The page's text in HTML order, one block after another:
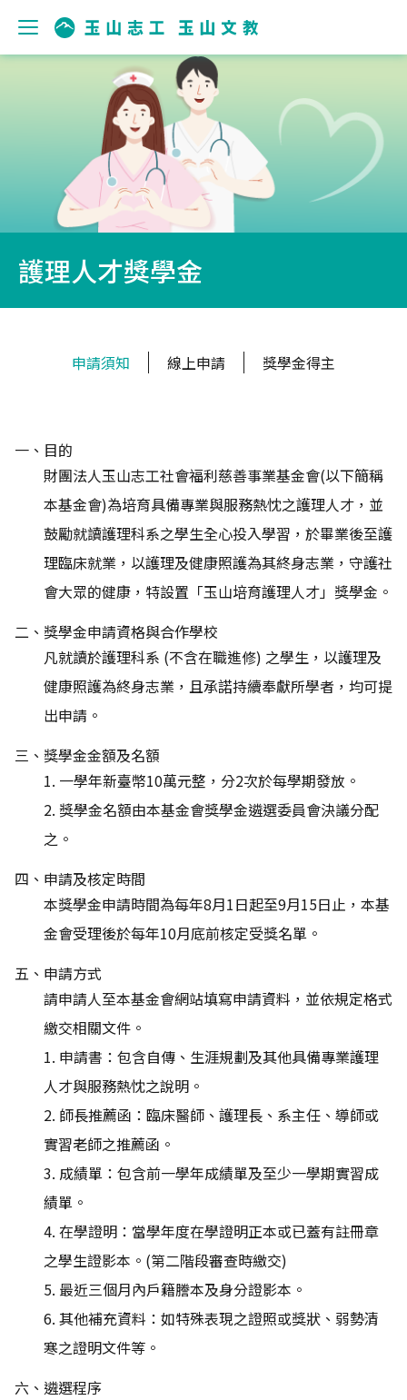
護理人才獎學金
申請須知 線上申請 獎學金得主
一、目的
財團法人玉山志工社會福利慈善事業基金會(以下簡稱
本基金會)為培育具備專業與服務熱忱之護理人才，並
鼓勵就讀護理科系之學生全心投入學習，於畢業後至護
理臨床就業，以護理及健康照護為其終身志業，守護社
會大眾的健康，特設置「玉山培育護理人才」獎學金。
二、獎學金申請資格與合作學校
凡就讀於護理科系 (不含在職進修) 之學生，以護理及
健康照護為終身志業，且承諾持續奉獻所學者，均可提
出申請。
三、獎學金金額及名額
1. 一學年新臺幣10萬元整，分2次於每學期發放。
2. 獎學金名額由本基金會獎學金遴選委員會決議分配
之。
四、申請及核定時間
本獎學金申請時間為每年8月1日起至9月15日止，本基
金會受理後於每年10月底前核定受獎名單。
五、申請方式
請申請人至本基金會網站填寫申請資料，並依規定格式
繳交相關文件。
1. 申請書：包含自傳、生涯規劃及其他具備專業護理
人才與服務熱忱之說明。
2. 師長推薦函：臨床醫師、護理長、系主任、導師或
實習老師之推薦函。
3. 成績單：包含前一學年成績單及至少一學期實習成
績單。
4. 在學證明：當學年度在學證明正本或已蓋有註冊章
之學生證影本。(第二階段審查時繳交)
5. 最近三個月內戶籍謄本及身分證影本。
6. 其他補充資料：如特殊表現之證照或獎狀、弱勢清
寒之證明文件等。
六、遴選程序